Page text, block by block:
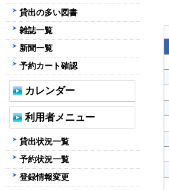
貸出の多い図書
雑誌一覧
新聞一覧
予約カート確認
カレンダー
利用者メニュー
貸出状況一覧
予約状況一覧
登録情報変更